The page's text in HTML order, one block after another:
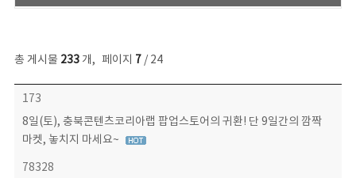
총 게시물 233개, 페이지 7 / 24
보도자료 목록 - 번호, 제목, 작성자, 파일, 조회수, 작성일 정보 제공
173
8일(토), 충북콘텐츠코리아랩 팝업스토어의 귀환! 단 9일간의 깜짝
마켓, 놓치지 마세요~
78328